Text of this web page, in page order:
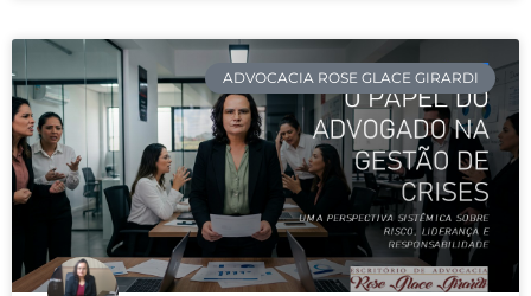
ADVOCACIA ROSE GLACE GIRARDI